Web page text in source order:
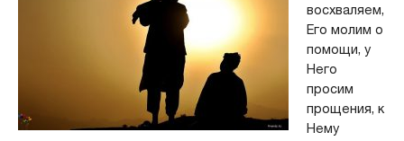
восхваляем,
Его молим о
помощи, у
Него
просим
прощения, к
Нему